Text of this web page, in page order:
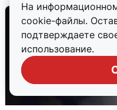
На
cookie-файлы.
подтверждаете
использование.